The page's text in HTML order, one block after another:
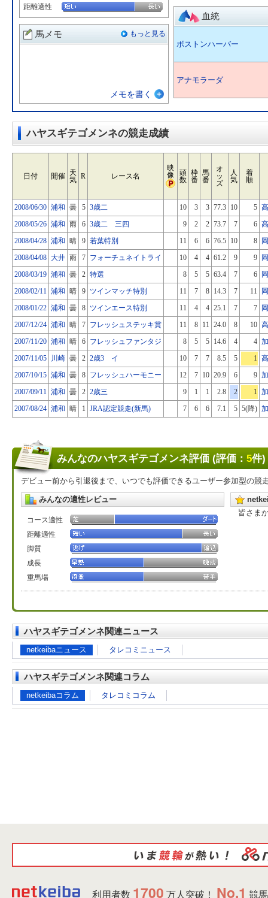
距離適性
馬メモ もっと見る
メモを書く
血統
ボストンハーバー
アナモラーダ
ハヤスギテゴメンネの競走成績
日付 開催 天
気 R レース名
映
像
頭
数
枠
番
馬
番
オ
ッ
ズ
人
気
着
順
2008/06/30 浦和 曇 5 3歳二 10 3 3 77.3 10 5
2008/05/26 浦和 雨 6 3歳二 三四 9 2 2 73.7 7 6
2008/04/28 浦和 晴 9 若葉特別 11 6 6 76.5 10 8
2008/04/08 大井 雨 7 フォーチュネイトライ 10 4 4 61.2 9 9
2008/03/19 浦和 曇 2 特選 8 5 5 63.4 7 6
2008/02/11 浦和 晴 9 ツインマッチ特別 11 7 8 14.3 7 11
2008/01/22 浦和 曇 8 ツインエース特別 11 4 4 25.1 7 7
2007/12/24 浦和 晴 7 フレッシュステッキ賞 11 8 11 24.0 8 10
2007/11/20 浦和 晴 6 フレッシュファンタジ 8 5 5 14.6 4 4
2007/11/05
川崎 曇 2 2歳3 イ 10 7 7 8.5 5 1
2007/10/15 浦和 曇 8 フレッシュハーモニー 12 7 10 20.9 6 9
2007/09/11 浦和 曇 2 2歳三 9 1 1 2.8 2 1
2007/08/24 浦和 晴 1 JRA認定競走(新馬) 7 6 6 7.1 5 5(降)
みんなのハヤスギテゴメンネ評価 (評価： 5件)
デビュー前から引退後まで、いつでも評価できるユーザー参加型の競
みんなの適性レビュー
コース適性
距離適性
脚質
成長
重馬場
皆さま
ハヤスギテゴメンネ関連ニュース
netkeibaニュース タレコミニュース
ハヤスギテゴメンネ関連コラム
netkeibaコラム タレコミコラム
利用者数 1700 万人突破！ No.1 競